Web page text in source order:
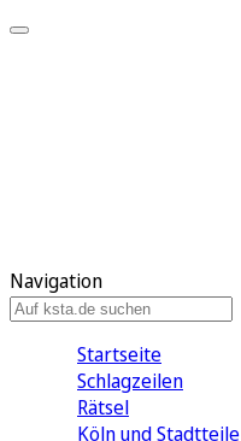
Navigation
Startseite
Schlagzeilen
Rätsel
Köln und Stadtteile